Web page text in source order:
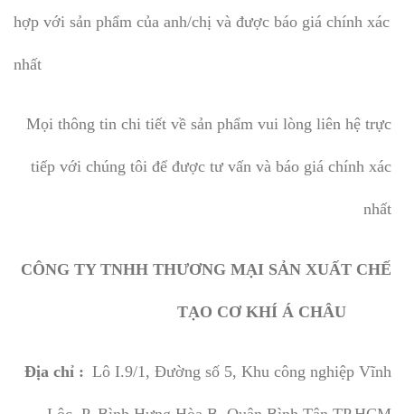
hợp với sản phẩm của anh/chị và được báo giá chính xác
nhất
Mọi thông tin chi tiết về sản phẩm vui lòng liên hệ trực
tiếp với chúng tôi để được tư vấn và báo giá chính xác
nhất
CÔNG TY TNHH THƯƠNG MẠI SẢN XUẤT CHẾ
TẠO CƠ KHÍ Á CHÂU
Địa chỉ : Lô I.9/1, Đường số 5, Khu công nghiệp Vĩnh